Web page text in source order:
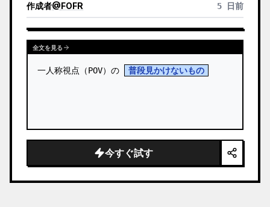
作成者@FOFR 5 日前
全文を見る
一人称視点（POV）の 普段見かけないもの
今すぐ試す